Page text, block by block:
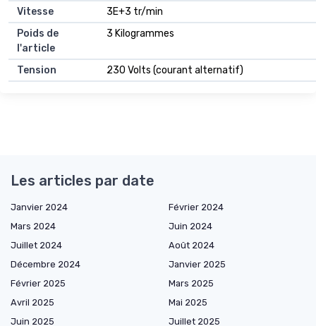
Vitesse
3E+3 tr/min
Poids de
l'article
3 Kilogrammes
Tension 230 Volts (courant alternatif)
Les articles par date
Janvier 2024
Février 2024
Mars 2024
Juin 2024
Juillet 2024
Août 2024
Décembre 2024
Janvier 2025
Février 2025
Mars 2025
Avril 2025
Mai 2025
Juin 2025
Juillet 2025